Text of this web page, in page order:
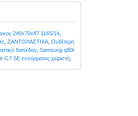
240x70x87 1165/14
ΖΑΝΤΟΛΑΣΤΙΧΑ Ουδέτερη
δαπέδου Samsung q80t
G7 SE ενσύρματος χειριστή